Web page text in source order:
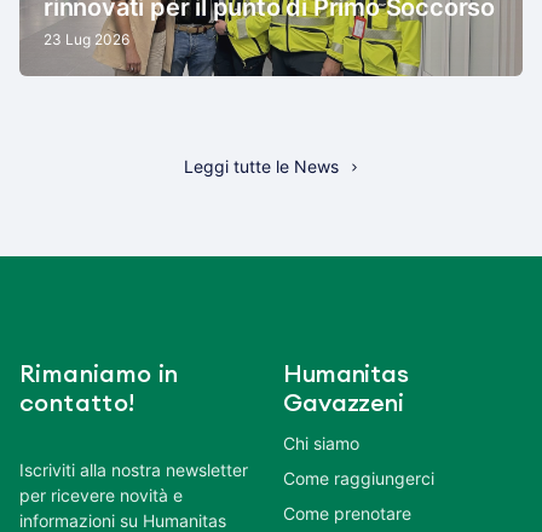
rinnovati per il punto di Primo Soccorso
23 Lug 2026
Leggi tutte le News
Rimaniamo in
contatto!
Iscriviti alla nostra newsletter
per ricevere novità e
informazioni su Humanitas
Humanitas
Gavazzeni
Chi siamo
Come raggiungerci
Come prenotare